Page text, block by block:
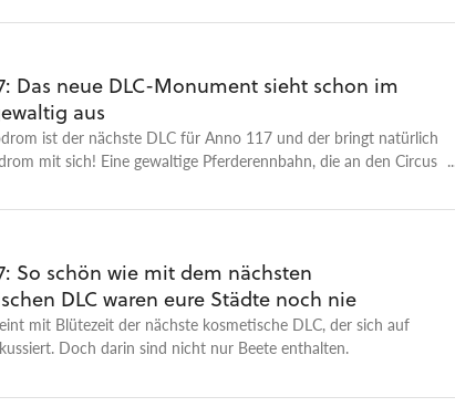
Das neue DLC-Monument sieht schon im
aus
ist der nächste DLC für Anno 117 und der bringt natürlich
mit sich! Eine gewaltige Pferderennbahn, die an den Circus
viel Platz. Einen genauen Release-Termin hat der
So schön wie mit dem nächsten
DLC waren eure Städte noch nie
mit Blütezeit der nächste kosmetische DLC, der sich auf
Doch darin sind nicht nur Beete enthalten.